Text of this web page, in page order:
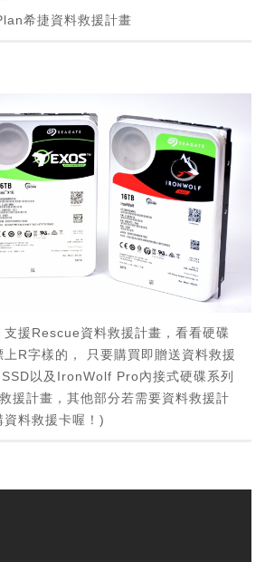
希捷資料救援計畫
援Rescue資料救援計畫，看看硬碟
R字樣的， 只要購買即贈送資料救援
以及IronWolf Pro內接式硬碟系列
援計畫，其他部分若需要資料救援計
料救援卡喔！)